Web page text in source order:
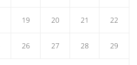
19 20 21 22
26 27 28 29